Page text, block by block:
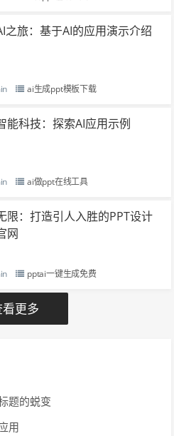
之旅：基于AI的应用演示介绍
ai生成ppt模板下载
能科技：探索AI应用示例
ai做ppt在线工具
限：打造引人入胜的PPT设计
网
pptai一键生成免费
看更多
题的蜕变
用